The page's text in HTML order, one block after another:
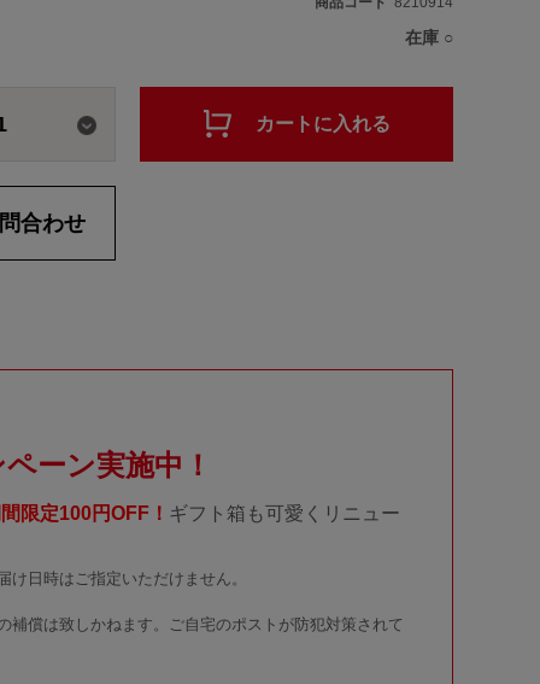
在庫 ○
カートに入れる
合わせ
ーン実施中！
限定100円OFF！ ギフト箱も可愛くリニュー
日時はご指定いただけません。
償は致しかねます。ご自宅のポストが防犯対策されて